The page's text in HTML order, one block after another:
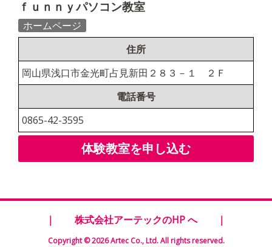
ｆｕｎｎｙパソコン教室
ホームページ
住所
岡山県浅口市金光町占見新田２８３－１ ２Ｆ
電話番号
0865-42-3595
体験教室を申し込む
｜ 株式会社アーテックのHP へ｜
Copyright © 2026 Artec Co., Ltd. All rights reserved.